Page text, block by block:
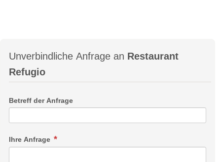
Unverbindliche Anfrage an Restaurant
Refugio
Betreff der Anfrage
Ihre Anfrage